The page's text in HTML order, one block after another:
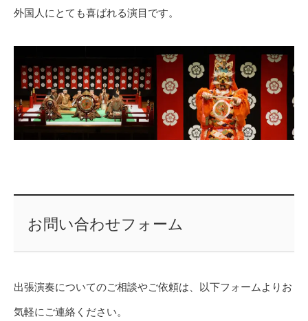
外国人にとても喜ばれる演目です。
お問い合わせフォーム
出張演奏についてのご相談やご依頼は、以下フォームよりお
気軽にご連絡ください。